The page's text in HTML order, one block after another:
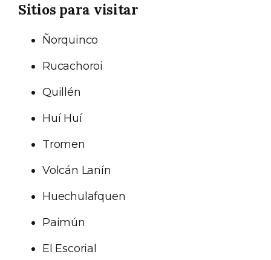
Sitios para visitar
Ñorquinco
Rucachoroi
Quillén
Huí Huí
Tromen
Volcán Lanín
Huechulafquen
Paimún
El Escorial